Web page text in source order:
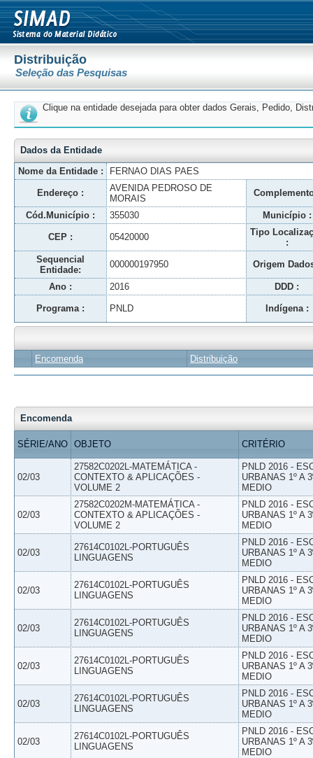
Distribuição
Seleção das Pesquisas
Clique na entidade desejada para obter dados Gerais, Pedido,
Dados da Entidade
Nome da Entidade :
FERNAO DIAS PAES
Endereço :
AVENIDA PEDROSO DE
MORAIS
Cód.Município : 355030 Município :
CEP : 05420000
Tipo
:
Sequencial
Entidade:
000000197950 Origem
Ano : 2016 DDD :
Programa : PNLD Indígena :
Encomenda Distribuição
Encomenda
SÉRIE/ANO OBJETO CRITÉRIO
02/03
27582C0202L-MATEMÁTICA -
CONTEXTO & APLICAÇÕES -
VOLUME 2
PNLD 2016 -
URBANAS 1º A
MEDIO
02/03
27582C0202M-MATEMÁTICA -
CONTEXTO & APLICAÇÕES -
VOLUME 2
PNLD 2016 -
URBANAS 1º A
MEDIO
02/03
27614C0102L-PORTUGUÊS
LINGUAGENS
PNLD 2016 -
URBANAS 1º A
MEDIO
02/03
27614C0102L-PORTUGUÊS
LINGUAGENS
PNLD 2016 -
URBANAS 1º A
MEDIO
02/03
27614C0102L-PORTUGUÊS
LINGUAGENS
PNLD 2016 -
URBANAS 1º A
MEDIO
02/03
27614C0102L-PORTUGUÊS
LINGUAGENS
PNLD 2016 -
URBANAS 1º A
MEDIO
02/03
27614C0102L-PORTUGUÊS
LINGUAGENS
PNLD 2016 -
URBANAS 1º A
MEDIO
02/03
27614C0102L-PORTUGUÊS
LINGUAGENS
PNLD 2016 -
URBANAS 1º A
MEDIO